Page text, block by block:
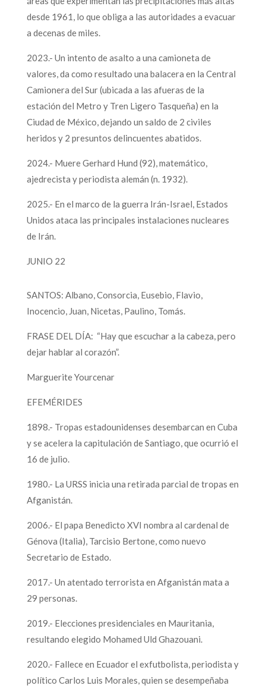
desde 1961, lo que obliga a las autoridades a evacuar
a decenas de miles.
2023.- Un intento de asalto a una camioneta de
valores, da como resultado una balacera en la Central
Camionera del Sur (ubicada a las afueras de la
estación del Metro y Tren Ligero Tasqueña) en la
Ciudad de México, dejando un saldo de 2 civiles
heridos y 2 presuntos delincuentes abatidos.
2024.- Muere Gerhard Hund (92), matemático,
ajedrecista y periodista alemán (n. 1932).
2025.- En el marco de la guerra Irán-Israel, Estados
Unidos ataca las principales instalaciones nucleares
de Irán.
JUNIO 22
SANTOS: Albano, Consorcia, Eusebio, Flavio,
Inocencio, Juan, Nicetas, Paulino, Tomás.
FRASE DEL DÍA: “Hay que escuchar a la cabeza, pero
dejar hablar al corazón”.
Marguerite Yourcenar
EFEMÉRIDES
1898.- Tropas estadounidenses desembarcan en Cuba
y se acelera la capitulación de Santiago, que ocurrió el
16 de julio.
1980.- La URSS inicia una retirada parcial de tropas en
Afganistán.
2006.- El papa Benedicto XVI nombra al cardenal de
Génova (Italia), Tarcisio Bertone, como nuevo
Secretario de Estado.
2017.- Un atentado terrorista en Afganistán mata a
29 personas.
2019.- Elecciones presidenciales en Mauritania,
resultando elegido Mohamed Uld Ghazouani.
2020.- Fallece en Ecuador el exfutbolista, periodista y
político Carlos Luis Morales, quien se desempeñaba